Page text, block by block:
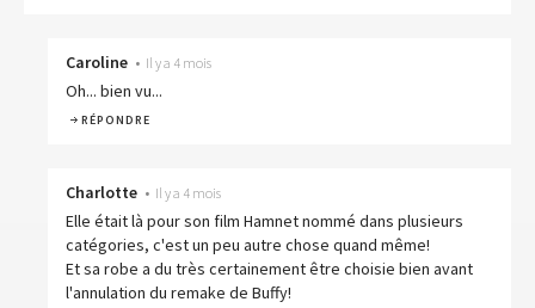
Caroline • Il y a 4 mois
Oh... bien vu...
RÉPONDRE
Charlotte • Il y a 4 mois
Elle était là pour son film Hamnet nommé dans plusieurs
catégories, c'est un peu autre chose quand même!
Et sa robe a du très certainement être choisie bien avant
l'annulation du remake de Buffy!